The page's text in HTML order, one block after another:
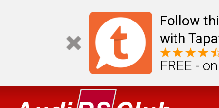
Follow
with
FREE -